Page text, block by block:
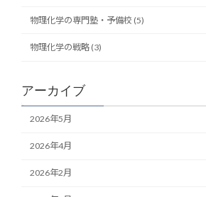
物理化学の専門塾・予備校 (5)
物理化学の戦略 (3)
アーカイブ
2026年5月
2026年4月
2026年2月